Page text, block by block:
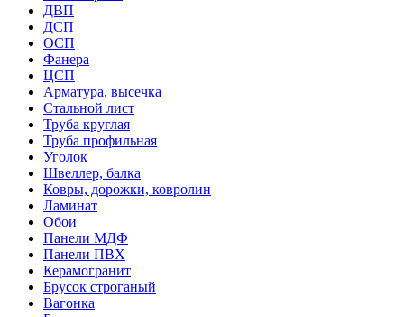
ДВП
ДСП
ОСП
Фанера
ЦСП
Арматура, высечка
Стальной лист
Труба круглая
Труба профильная
Уголок
Швеллер, балка
Ковры, дорожки, ковролин
Ламинат
Обои
Панели МДФ
Панели ПВХ
Керамогранит
Брусок строганый
Вагонка